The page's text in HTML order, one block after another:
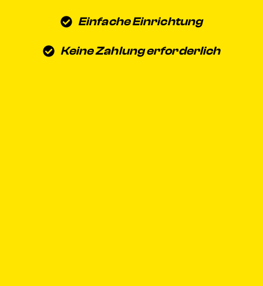
Einfache Einrichtung
Keine Zahlung erforderlich